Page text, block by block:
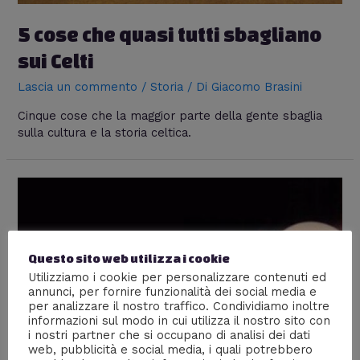
5 cose che quasi tutti sbagliano
sui Celti
Lascia un commento /Storia / Di Giacomo Brasini
Cinque cose che la maggior parte della gente sbaglia
sulla cultura e la storia celtica.
Questo sito web utilizza i cookie
Utilizziamo i cookie per personalizzare contenuti ed
annunci, per fornire funzionalità dei social media e
per analizzare il nostro traffico. Condividiamo inoltre
informazioni sul modo in cui utilizza il nostro sito con
i nostri partner che si occupano di analisi dei dati
web, pubblicità e social media, i quali potrebbero